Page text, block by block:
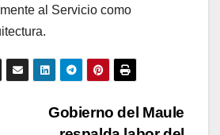
al Servicio como
Gobierno del Maule